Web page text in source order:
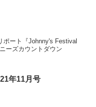
ート『Johnny's Festival
ーズカウントダウン
年11月号